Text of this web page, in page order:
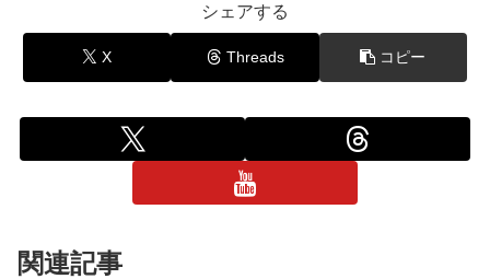
シェアする
X Threads コピー
関連記事